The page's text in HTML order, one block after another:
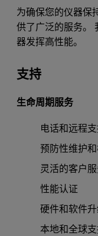
为确保您的仪器保
供了广泛的服务。
器发挥高性能。
支持
生命周期服务
电话和远程
预防性维护
灵活的客户
性能认证
硬件和软件升
本地和全球